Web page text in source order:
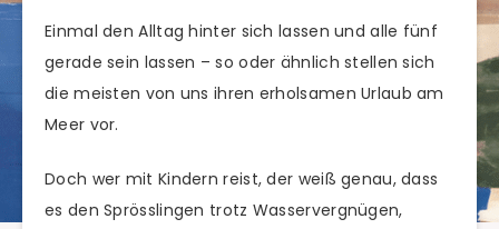
Einmal den Alltag hinter sich lassen und alle fünf
gerade sein lassen – so oder ähnlich stellen sich
die meisten von uns ihren erholsamen Urlaub am
Meer vor.
Doch wer mit Kindern reist, der weiß genau, dass
es den Sprösslingen trotz Wasservergnügen,